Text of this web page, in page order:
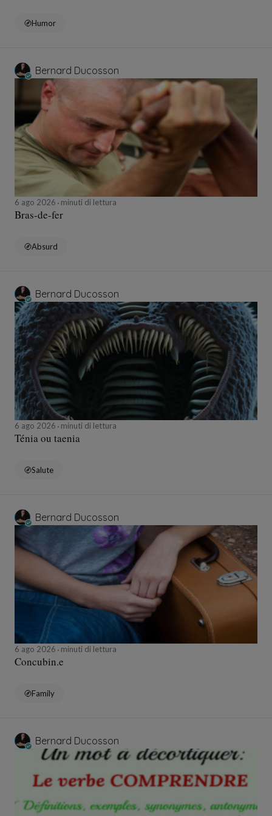
Humor
Bernard Ducosson
6 ago 2026 minuti di lettura
Bras-de-fer
Absurd
Bernard Ducosson
6 ago 2026 minuti di lettura
Ténia ou taenia
Salute
Bernard Ducosson
6 ago 2026 minuti di lettura
Concubin.e
Family
Bernard Ducosson